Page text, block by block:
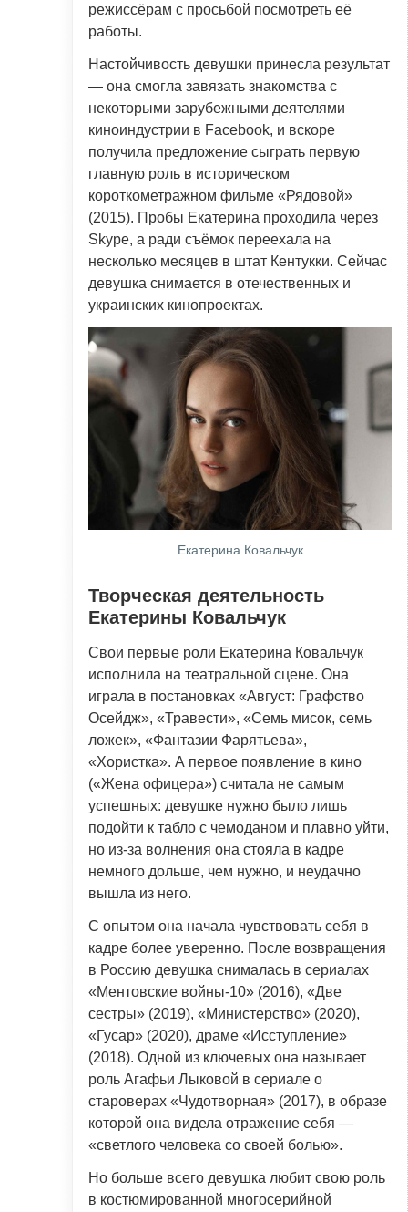
режиссёрам с просьбой посмотреть её
работы.
Настойчивость девушки принесла результат
— она смогла завязать знакомства с
некоторыми зарубежными деятелями
киноиндустрии в Facebook, и вскоре
получила предложение сыграть первую
главную роль в историческом
короткометражном фильме «Рядовой»
(2015). Пробы Екатерина проходила через
Skype, а ради съёмок переехала на
несколько месяцев в штат Кентукки. Сейчас
девушка снимается в отечественных и
украинских кинопроектах.
Екатерина Ковальчук
Творческая деятельность
Екатерины Ковальчук
Свои первые роли Екатерина Ковальчук
исполнила на театральной сцене. Она
играла в постановках «Август: Графство
Осейдж», «Травести», «Семь мисок, семь
ложек», «Фантазии Фарятьева»,
«Хористка». А первое появление в кино
(«Жена офицера») считала не самым
успешных: девушке нужно было лишь
подойти к табло с чемоданом и плавно уйти,
но из-за волнения она стояла в кадре
немного дольше, чем нужно, и неудачно
вышла из него.
С опытом она начала чувствовать себя в
кадре более уверенно. После возвращения
в Россию девушка снималась в сериалах
«Ментовские войны-10» (2016), «Две
сестры» (2019), «Министерство» (2020),
«Гусар» (2020), драме «Исступление»
(2018). Одной из ключевых она называет
роль Агафьи Лыковой в сериале о
староверах «Чудотворная» (2017), в образе
которой она видела отражение себя —
«светлого человека со своей болью».
Но больше всего девушка любит свою роль
в костюмированной многосерийной